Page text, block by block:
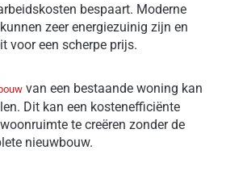
bespaart. Moderne
zeer energiezuinig zijn en
voor een scherpe prijs.
van een bestaande woning kan
Dit kan een kostenefficiënte
te creëren zonder de
nieuwbouw.